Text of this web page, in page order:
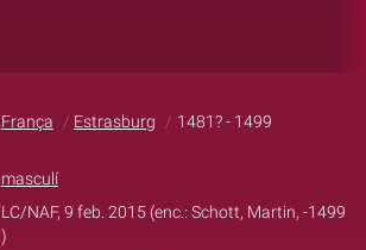
França Estrasburg 1481? - 1499
masculí
LC/NAF, 9 feb. 2015 (enc.: Schott, Martin,‏ ‎-1499‏
)